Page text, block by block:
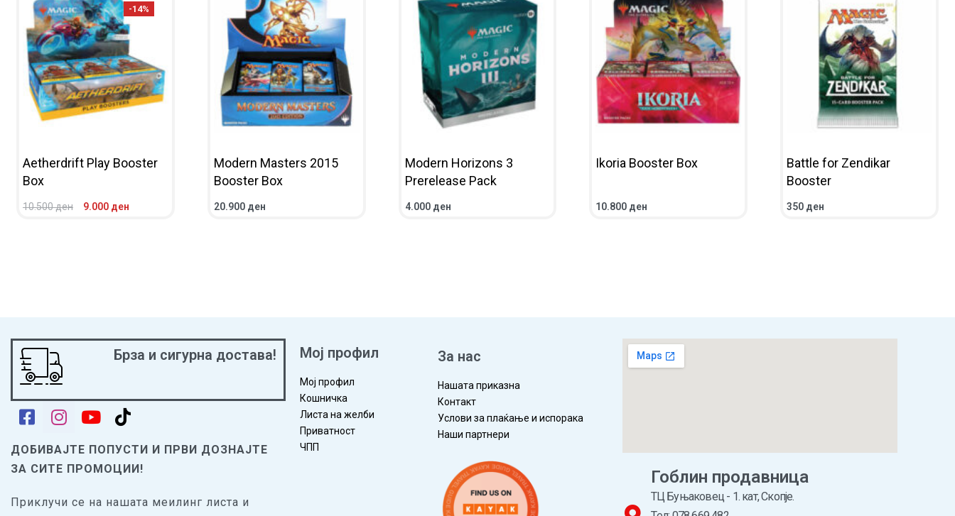
-14%
Aetherdrift Play Booster
Box
10.500ден 9.000 ден
Modern Masters 2015
Booster Box
20.900 ден
Modern Horizons 3
Prerelease Pack
4.000 ден
Ikoria Booster Box
10.800 ден
Battle for Zendikar
Booster
350 ден
Брза и сигурна достава!
ДОБИВАЈТЕ ПОПУСТИ И ПРВИ ДОЗНАЈТЕ
ЗА СИТЕ ПРОМОЦИИ!
Приклучи се на нашата меилинг листа и
Мој профил
Мој профил
Кошничка
Листа на желби
Приватност
ЧПП
За нас
Нашата приказна
Контакт
Услови за плаќање и испорака
Наши партнери
Гоблин продавница
ТЦ Буњаковец - 1. кат, Скопје.